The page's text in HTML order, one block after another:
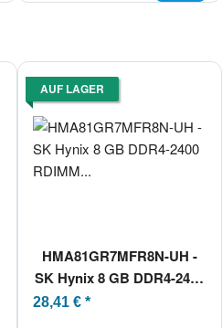
AUF LAGER
HMA81GR7MFR8N-UH -
SK Hynix 8 GB DDR4-2400
RDIMM PC4-19200T-R
28,41 € *